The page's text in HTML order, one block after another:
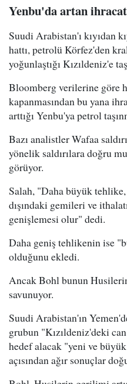
Yenbu'da artan ihracat
Suudi Arabistan'ı kıyıdan
hattı, petrolü Körfez'den
yoğunlaştığı Kızıldeniz'e
Bloomberg verilerine göre
kapanmasından bu yana
arttığı Yenbu'ya petrol
Bazı analistler Wafaa
yönelik saldırılara doğru
görüyor.
Salah, "Daha büyük
dışındaki gemileri ve
genişlemesi olur" dedi.
Daha geniş tehlikenin ise
olduğunu ekledi.
Ancak Bohl bunun Husilerin
savunuyor.
Suudi Arabistan'ın
grubun "Kızıldeniz'deki
hedef alacak "yeni ve
açısından ağır sonuçlar